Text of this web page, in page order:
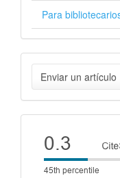
Para
Enviar
un
artículo
Enviar un artículo
Cite
score